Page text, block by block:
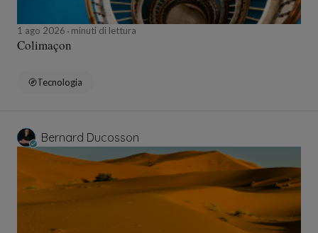
1 ago 2026 minuti di lettura
Colimaçon
Tecnologia
Bernard Ducosson